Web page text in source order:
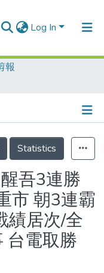
Log In
報
Statistics
吾3連勝
市 朝3連霸
績居次/全
台電取勝